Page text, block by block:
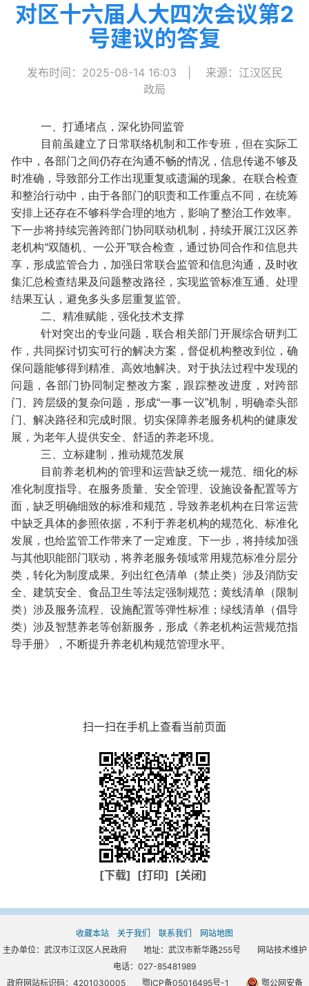
对区十六届人大四次会议第2
号建议的答复
发布时间：2025-08-14 16:03
来源：江汉区民
政局
一、打通堵点，深化协同监管
目前虽建立了日常联络机制和工作专班，但在实际工
作中，各部门之间仍存在沟通不畅的情况，信息传递不够及
时准确，导致部分工作出现重复或遗漏的现象。在联合检查
和整治行动中，由于各部门的职责和工作重点不同，在统筹
安排上还存在不够科学合理的地方，影响了整治工作效率。
下一步将持续完善跨部门协同联动机制，持续开展江汉区养
老机构“双随机、一公开”联合检查，通过协同合作和信息共
享，形成监管合力，加强日常联合监管和信息沟通，及时收
集汇总检查结果及问题整改路径，实现监管标准互通、处理
结果互认，避免多头多层重复监管。
二、精准赋能，强化技术支撑
针对突出的专业问题，联合相关部门开展综合研判工
作，共同探讨切实可行的解决方案，督促机构整改到位，确
保问题能够得到精准、高效地解决。对于执法过程中发现的
问题，各部门协同制定整改方案，跟踪整改进度，对跨部
门、跨层级的复杂问题，形成“一事一议”机制，明确牵头部
门、解决路径和完成时限。切实保障养老服务机构的健康发
展，为老年人提供安全、舒适的养老环境。
三、立标建制，推动规范发展
目前养老机构的管理和运营缺乏统一规范、细化的标
准化制度指导。在服务质量、安全管理、设施设备配置等方
面，缺乏明确细致的标准和规范，导致养老机构在日常运营
中缺乏具体的参照依据，不利于养老机构的规范化、标准化
发展，也给监管工作带来了一定难度。下一步，将持续加强
与其他职能部门联动，将养老服务领域常用规范标准分层分
类，转化为制度成果。列出红色清单（禁止类）涉及消防安
全、建筑安全、食品卫生等法定强制规范；黄线清单（限制
类）涉及服务流程、设施配置等弹性标准；绿线清单（倡导
类）涉及智慧养老等创新服务，形成《养老机构运营规范指
导手册》，不断提升养老机构规范管理水平。
扫一扫在手机上查看当前页面
[下载] [打印] [关闭]
收藏本站 关于我们 联系我们
网站地图
主办单位：武汉市江汉区人民政府 地址：武汉市新华路255号 网站技术维护
电话：027-85481989
政府网站标识码：4201030005 鄂ICP备05016495号-1 鄂公网安备